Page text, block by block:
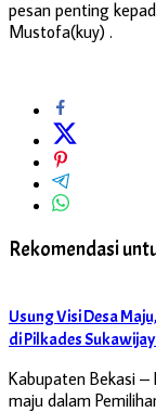
pesan penting
Mustofa(kuy) .
Rekomendasi
Usung Visi Desa
di Pilkades
Kabupaten Bekasi
maju dalam